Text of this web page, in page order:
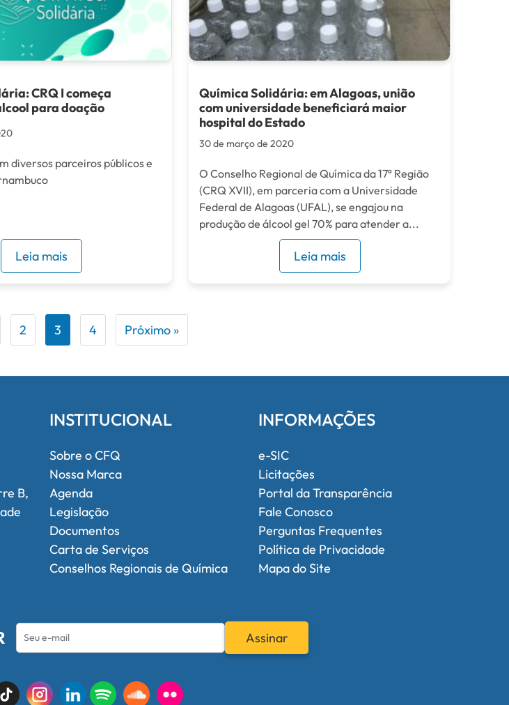
CRQ I começa
para doação
diversos parceiros públicos e
Leia mais
Química Solidária: em Alagoas, união
com universidade beneficiará maior
hospital do Estado
30 de março de 2020
O Conselho Regional de Química da 17ª Região
(CRQ XVII), em parceria com a Universidade
Federal de Alagoas (UFAL), se engajou na
produção de álcool gel 70% para atender a...
Leia mais
2 3 4 Próximo »
B,
INSTITUCIONAL
Sobre o CFQ
Nossa Marca
Agenda
Legislação
Documentos
Carta de Serviços
Conselhos Regionais de Química
INFORMAÇÕES
e-SIC
Licitações
Portal da Transparência
Fale Conosco
Perguntas Frequentes
Política de Privacidade
Mapa do Site
Assinar